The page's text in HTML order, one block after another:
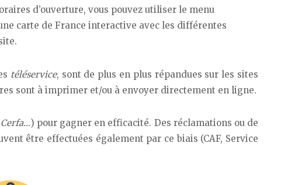
d’ouverture, vous pouvez utiliser le menu
carte de France interactive avec les différentes
téléservice, sont de plus en plus répandues sur les sites
sont à imprimer et/ou à envoyer directement en ligne.
) pour gagner en efficacité. Des réclamations ou de
être effectuées également par ce biais (CAF, Service